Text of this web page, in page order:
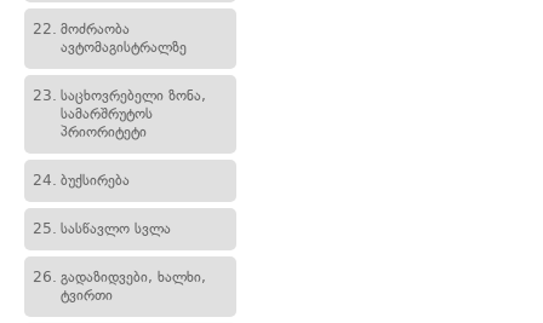
22. მოძრაობა
ავტომაგისტრალზე
23. საცხოვრებელი ზონა,
სამარშრუტოს
პრიორიტეტი
24. ბუქსირება
25. სასწავლო სვლა
26. გადაზიდვები, ხალხი,
ტვირთი